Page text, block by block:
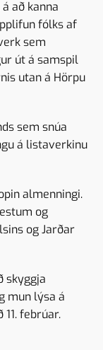
að kanna
fólks af
sem
út á samspil
utan á Hörpu
sem snúa
á listaverkinu
almenningi.
og
og Jarðar
skyggja
mun lýsa á
febrúar.